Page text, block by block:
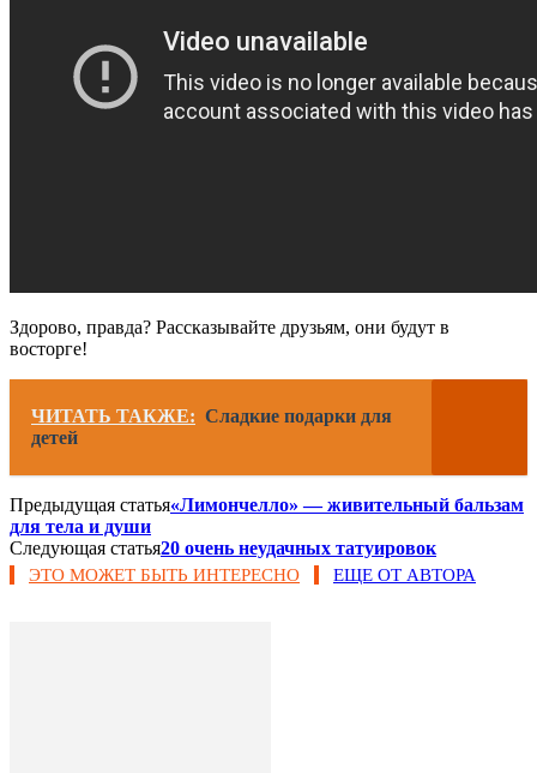
Здорово, правда? Рассказывайте друзьям, они будут в
восторге!
ЧИТАТЬ ТАКЖЕ: Сладкие подарки для
детей
Предыдущая статья«Лимончелло» — живительный бальзам
для тела и души
Следующая статья20 очень неудачных татуировок
ЭТО МОЖЕТ БЫТЬ ИНТЕРЕСНО ЕЩЕ ОТ АВТОРА